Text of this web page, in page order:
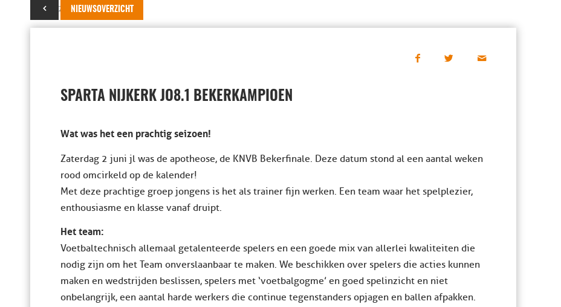
NIEUWSOVERZICHT
06 juni 2018
SPARTA NIJKERK JO8.1 BEKERKAMPIOEN
Wat was het een prachtig seizoen!
Zaterdag 2 juni jl was de apotheose, de KNVB Bekerfinale. Deze datum stond al een aantal weken
rood omcirkeld op de kalender!
Met deze prachtige groep jongens is het als trainer fijn werken. Een team waar het spelplezier,
enthousiasme en klasse vanaf druipt.
Het team:
Voetbaltechnisch allemaal getalenteerde spelers en een goede mix van allerlei kwaliteiten die
nodig zijn om het Team onverslaanbaar te maken. We beschikken over spelers die acties kunnen
maken en wedstrijden beslissen, spelers met ‘voetbalgogme’ en goed spelinzicht en niet
onbelangrijk, een aantal harde werkers die continue tegenstanders opjagen en ballen afpakken.